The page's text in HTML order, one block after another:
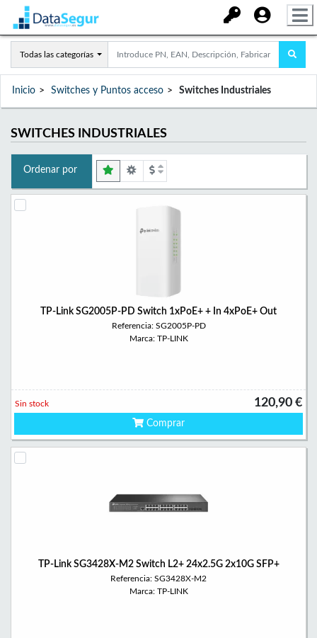
Todas las categorías
Inicio Switches y Puntos acceso Switches Industriales
SWITCHES INDUSTRIALES
Ordenar por
TP-Link SG2005P-PD Switch 1xPoE+ + In 4xPoE+ Out
Referencia: SG2005P-PD
Marca: TP-LINK
120,90 €
Sin stock
Comprar
TP-Link SG3428X-M2 Switch L2+ 24x2.5G 2x10G SFP+
Referencia: SG3428X-M2
Marca: TP-LINK